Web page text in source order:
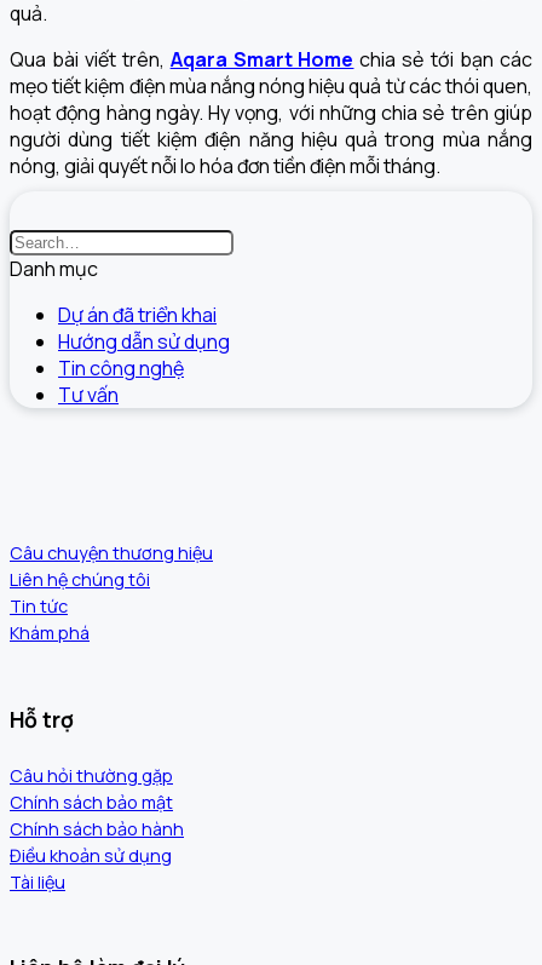
quả.
Qua bài viết trên, Aqara Smart Home chia sẻ tới bạn các
mẹo tiết kiệm điện mùa nắng nóng hiệu quả từ các thói quen,
hoạt động hàng ngày. Hy vọng, với những chia sẻ trên giúp
người dùng tiết kiệm điện năng hiệu quả trong mùa nắng
nóng, giải quyết nỗi lo hóa đơn tiền điện mỗi tháng.
Danh mục
Dự án đã triển khai
Hướng dẫn sử dụng
Tin công nghệ
Tư vấn
Câu chuyện thương hiệu
Liên hệ chúng tôi
Tin tức
Khám phá
Hỗ trợ
Câu hỏi thường gặp
Chính sách bảo mật
Chính sách bảo hành
Điều khoản sử dụng
Tài liệu